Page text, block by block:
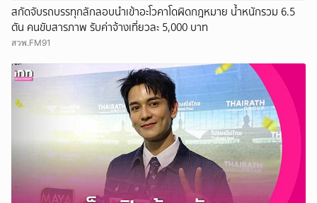
สกัดจับรถบรรทุกลักลอบนำเข้าอะโวคาโดผิดกฎหมาย น้ำหนักรวม 6.5
ตัน คนขับสารภาพ รับค่าจ้างเที่ยวละ 5,000 บาท
สวพ.FM91